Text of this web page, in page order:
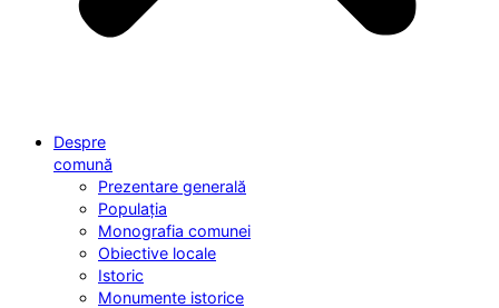
Despre
comună
Prezentare generală
Populația
Monografia comunei
Obiective locale
Istoric
Monumente istorice